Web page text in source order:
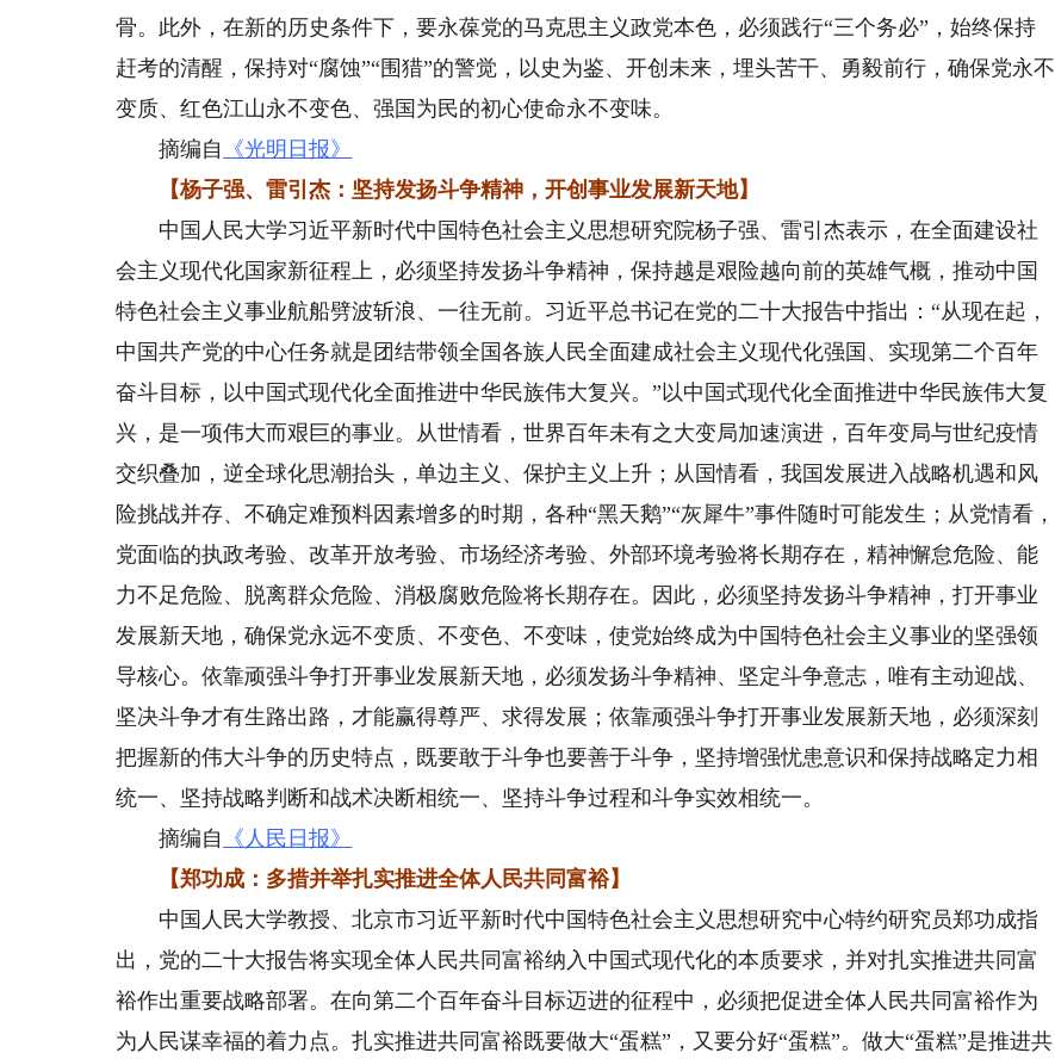
骨。此外，在新的历史条件下，要永葆党的马克思主义政党本色，必须践行“三个务必”，始终保持
赶考的清醒，保持对“腐蚀”“围猎”的警觉，以史为鉴、开创未来，埋头苦干、勇毅前行，确保党永不
变质、红色江山永不变色、强国为民的初心使命永不变味。
摘编自
《光明日报》
【杨子强、雷引杰：坚持发扬斗争精神，开创事业发展新天地】
中国人民大学习近平新时代中国特色社会主义思想研究院杨子强、雷引杰表示，在全面建设社
会主义现代化国家新征程上，必须坚持发扬斗争精神，保持越是艰险越向前的英雄气概，推动中国
特色社会主义事业航船劈波斩浪、一往无前。习近平总书记在党的二十大报告中指出：“从现在起，
中国共产党的中心任务就是团结带领全国各族人民全面建成社会主义现代化强国、实现第二个百年
奋斗目标，以中国式现代化全面推进中华民族伟大复兴。”以中国式现代化全面推进中华民族伟大复
兴，是一项伟大而艰巨的事业。从世情看，世界百年未有之大变局加速演进，百年变局与世纪疫情
交织叠加，逆全球化思潮抬头，单边主义、保护主义上升；从国情看，我国发展进入战略机遇和风
险挑战并存、不确定难预料因素增多的时期，各种“黑天鹅”“灰犀牛”事件随时可能发生；从党情看，
党面临的执政考验、改革开放考验、市场经济考验、外部环境考验将长期存在，精神懈怠危险、能
力不足危险、脱离群众危险、消极腐败危险将长期存在。因此，必须坚持发扬斗争精神，打开事业
发展新天地，确保党永远不变质、不变色、不变味，使党始终成为中国特色社会主义事业的坚强领
导核心。依靠顽强斗争打开事业发展新天地，必须发扬斗争精神、坚定斗争意志，唯有主动迎战、
坚决斗争才有生路出路，才能赢得尊严、求得发展；依靠顽强斗争打开事业发展新天地，必须深刻
把握新的伟大斗争的历史特点，既要敢于斗争也要善于斗争，坚持增强忧患意识和保持战略定力相
统一、坚持战略判断和战术决断相统一、坚持斗争过程和斗争实效相统一。
摘编自
《人民日报》
【郑功成：多措并举扎实推进全体人民共同富裕】
中国人民大学教授、北京市习近平新时代中国特色社会主义思想研究中心特约研究员郑功成指
出，党的二十大报告将实现全体人民共同富裕纳入中国式现代化的本质要求，并对扎实推进共同富
裕作出重要战略部署。在向第二个百年奋斗目标迈进的征程中，必须把促进全体人民共同富裕作为
为人民谋幸福的着力点。扎实推进共同富裕既要做大“蛋糕”，又要分好“蛋糕”。做大“蛋糕”是推进共